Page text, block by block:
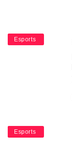
Bàsquet
Esports
Bàsquet
Esports